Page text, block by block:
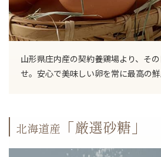
山形県庄内産の契約養鶏場より、そ
せ。安心で美味しい卵を常に最高の鮮
北海道産 「厳選砂糖」